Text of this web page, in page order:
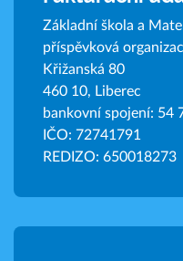
Základní škola a
příspěvková
Křižanská 80
460 10, Liberec
bankovní spojení: 54
IČO: 72741791
REDIZO: 650018273